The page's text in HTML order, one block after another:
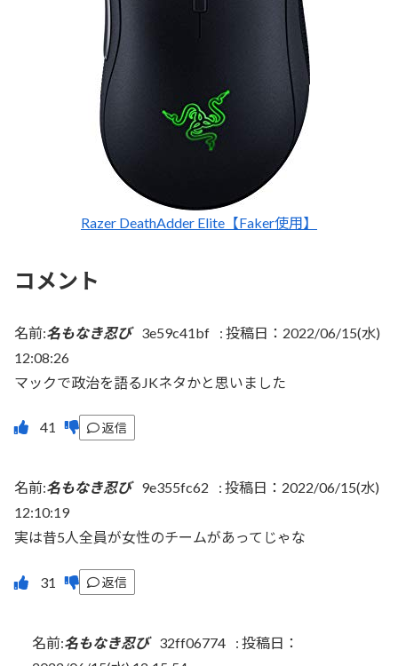
Razer DeathAdder Elite【Faker使用】
コメント
名前:名もなき忍び 3e59c41bf : 投稿日：2022/06/15(水)
12:08:26
マックで政治を語るJKネタかと思いました
返信
名前:名もなき忍び 9e355fc62 : 投稿日：2022/06/15(水)
12:10:19
実は昔5人全員が女性のチームがあってじゃな
返信
名前:名もなき忍び 32ff06774 : 投稿日：